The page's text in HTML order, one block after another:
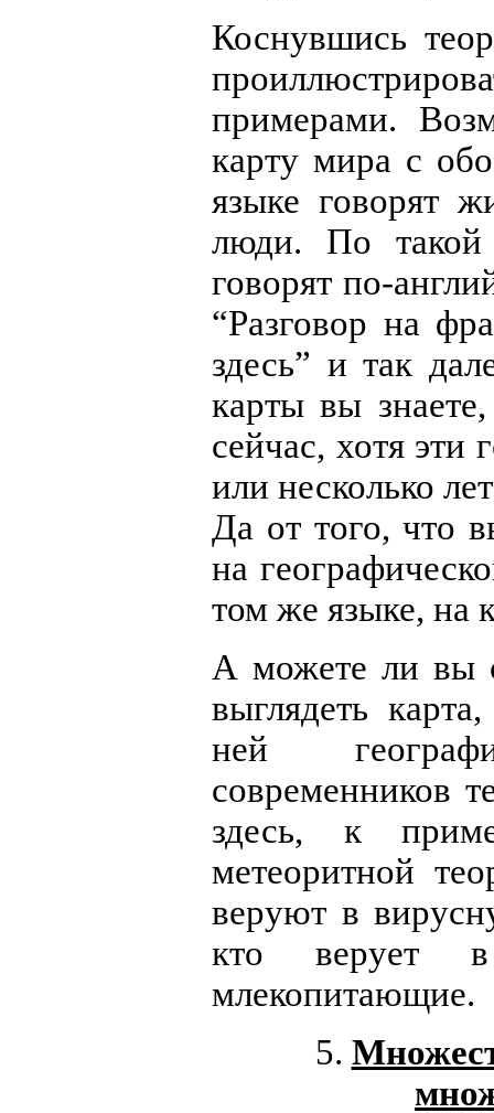
Коснувшись
примерами.
карту мира с
языке говорят
люди. По такой
говорят по-
“Разговор на
здесь” и так
карты вы
сейчас, хотя эти
или несколько
Да от того, что
на
том же языке, на
А можете ли вы
выглядеть
ней
современников
здесь, к
метеоритной
веруют в
кто верует
млекопитающие.
5.